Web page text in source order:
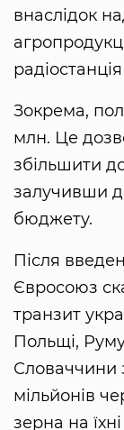
внаслідок
радіостанція
Зокрема,
млн. Це
збільшити
залучивши
бюджету.
Після
Євросоюз
транзит
Польщі,
Словаччини
мільйонів
зерна на